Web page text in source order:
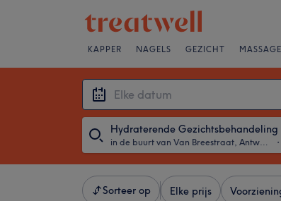
KAPPER NAGELS GEZICHT MASSAGE
Hydraterende Gezichtsbehandeling
in de buurt van Van Breestraat, Antwerpen ・
Sorteer op Elke prijs